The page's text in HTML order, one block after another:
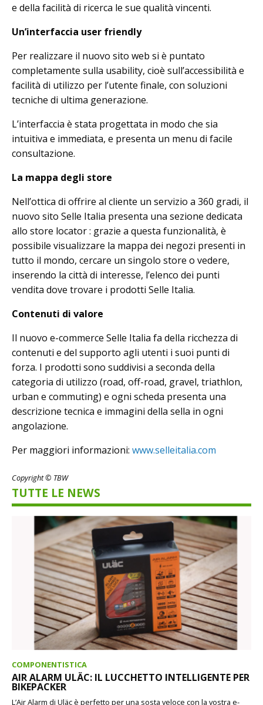
e della facilità di ricerca le sue qualità vincenti.
Un’interfaccia user friendly
Per realizzare il nuovo sito web si è puntato
completamente sulla usability, cioè sull’accessibilità e
facilità di utilizzo per l’utente finale, con soluzioni
tecniche di ultima generazione.
L’interfaccia è stata progettata in modo che sia
intuitiva e immediata, e presenta un menu di facile
consultazione.
La mappa degli store
Nell’ottica di offrire al cliente un servizio a 360 gradi, il
nuovo sito Selle Italia presenta una sezione dedicata
allo store locator : grazie a questa funzionalità, è
possibile visualizzare la mappa dei negozi presenti in
tutto il mondo, cercare un singolo store o vedere,
inserendo la città di interesse, l’elenco dei punti
vendita dove trovare i prodotti Selle Italia.
Contenuti di valore
Il nuovo e-commerce Selle Italia fa della ricchezza di
contenuti e del supporto agli utenti i suoi punti di
forza. I prodotti sono suddivisi a seconda della
categoria di utilizzo (road, off-road, gravel, triathlon,
urban e commuting) e ogni scheda presenta una
descrizione tecnica e immagini della sella in ogni
angolazione.
Per maggiori informazioni: www.selleitalia.com
Copyright © TBW
TUTTE LE NEWS
COMPONENTISTICA
AIR ALARM ULÄC: IL LUCCHETTO INTELLIGENTE PER
BIKEPACKER
L’Air Alarm di Uläc è perfetto per una sosta veloce con la vostra e-